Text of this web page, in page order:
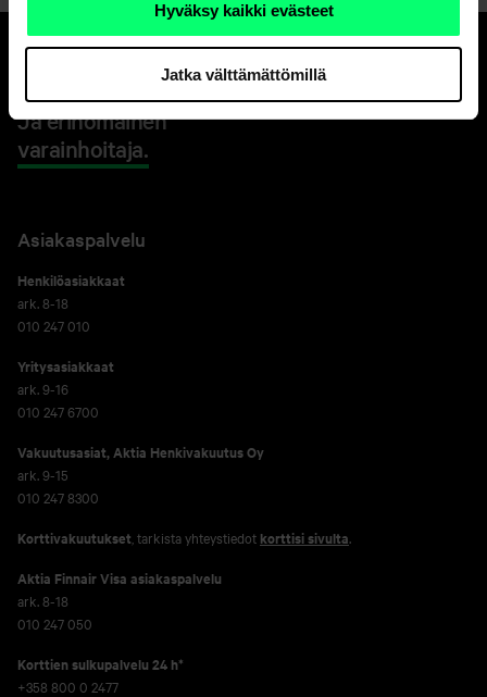
Hyväksy kaikki evästeet
Jatka välttämättömillä
Hyvä pankki.
Ja erinomainen
varainhoitaja.
Asiakaspalvelu
Henkilöasiakkaat
ark. 8-18
010 247 010
Yritysasiakkaat
ark. 9-16
010 247 6700
Vakuutusasiat, Aktia Henkivakuutus Oy
ark. 9-15
010 247 8300
Korttivakuutukset , tarkista yhteystiedot korttisi sivulta.
Aktia Finnair Visa asiakaspalvelu
ark. 8-18
010 247 050
Korttien sulkupalvelu 24 h*
+358 800 0 2477